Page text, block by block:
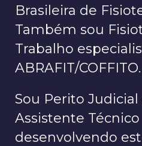
Brasileira de
Também sou
Trabalho
ABRAFIT/COFFITO.
Sou Perito Judicial
Assistente
desenvolvendo